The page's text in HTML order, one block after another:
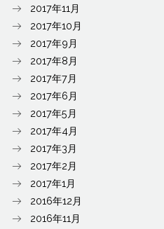
2017年11月
2017年10月
2017年9月
2017年8月
2017年7月
2017年6月
2017年5月
2017年4月
2017年3月
2017年2月
2017年1月
2016年12月
2016年11月